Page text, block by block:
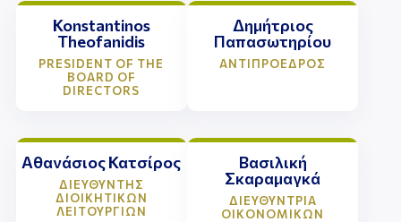
Konstantinos
Theofanidis
PRESIDENT OF THE
BOARD OF
DIRECTORS
Δημήτριος
Παπασωτηρίου
ΑΝΤΙΠΡΟΕΔΡΟΣ
Αθανάσιος Κατσίρος
ΔΙΕΥΘΥΝΤΗΣ
ΔΙΟΙΚΗΤΙΚΩΝ
ΛΕΙΤΟΥΡΓΙΩΝ
Βασιλική
Σκαραμαγκά
ΔΙΕΥΘΥΝΤΡΙΑ
ΟΙΚΟΝΟΜΙΚΩΝ